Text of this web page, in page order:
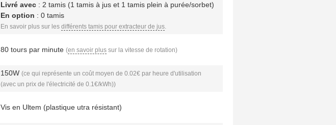
Livré avec: 2 tamis (1 tamis à jus et 1 tamis plein à purée/sorbet)
En option : 0 tamis
En savoir plus sur les différents tamis pour extracteur de jus.
80 tours par minute (en savoir plussur la vitesse de rotation)
150W (ce qui représente un coût moyen de 0.02€ par heure d'utilisation
(avec un prix de l'électricité de 0.1€/kWh))
Vis en Ultem (plastique utra résistant)